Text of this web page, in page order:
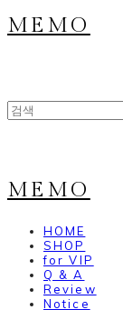
MEMO
MEMO
HOME
SHOP
for VIP
Q & A
Review
Notice